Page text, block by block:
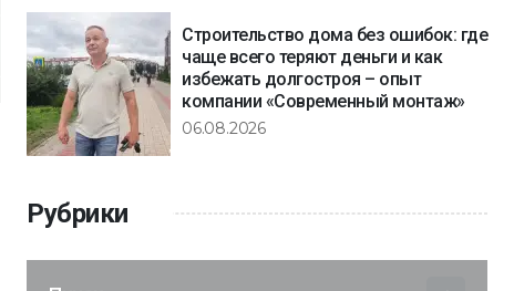
Строительство дома без ошибок: где
чаще всего теряют деньги и как
избежать долгостроя – опыт
компании «Современный монтаж»
06.08.2026
Рубрики